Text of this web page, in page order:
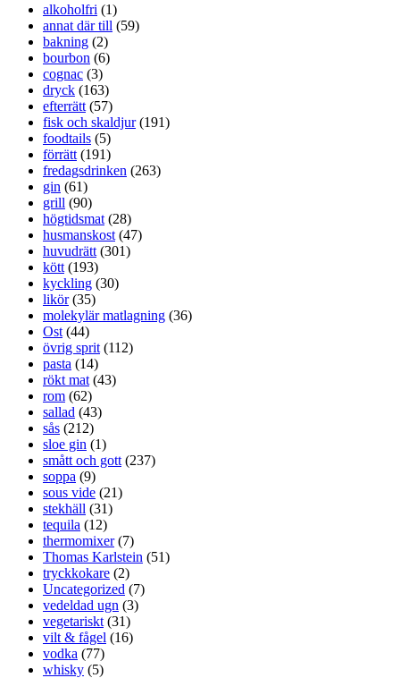
alkoholfri (1)
annat där till (59)
bakning (2)
bourbon (6)
cognac (3)
dryck (163)
efterrätt (57)
fisk och skaldjur(191)
foodtails (5)
förrätt (191)
fredagsdrinken (263)
gin (61)
grill (90)
högtidsmat (28)
husmanskost (47)
huvudrätt (301)
kött (193)
kyckling (30)
likör(35)
molekylär matlagning (36)
Ost (44)
övrig sprit (112)
pasta (14)
rökt mat (43)
rom (62)
sallad (43)
sås (212)
sloe gin (1)
smått och gott (237)
soppa (9)
sous vide (21)
stekhäll (31)
tequila (12)
thermomixer(7)
Thomas Karlstein (51)
tryckkokare (2)
Uncategorized (7)
vedeldad ugn (3)
vegetariskt (31)
vilt & fågel (16)
vodka (77)
whisky (5)